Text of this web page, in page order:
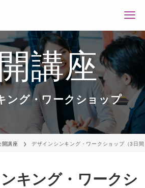
ング・ワークショップ
講座
開講座 デザインシンキング・ワークショップ（3日
キング・ワークシ